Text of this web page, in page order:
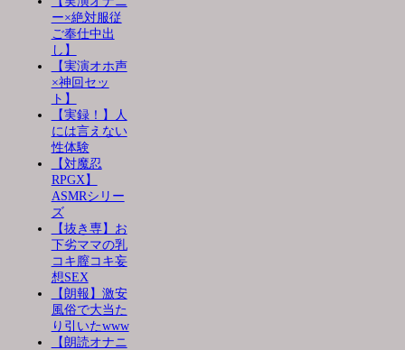
ー×絶対服従
ご奉仕中出
し】
【実演オホ声
×神回セッ
ト】
【実録！】人
には言えない
性体験
【対魔忍
RPGX】
ASMRシリー
ズ
【抜き専】お
下劣ママの乳
コキ膣コキ妄
想SEX
【朗報】激安
風俗で大当た
り引いたwww
【朗読オナニ